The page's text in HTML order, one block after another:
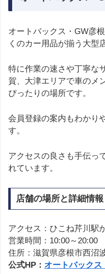
オートバックス・GW彦
くのカー用品が揃う大型
特に作業の速さや丁寧な
賀、大津エリアで車のメ
ぴったりの場所です。
会員登録の案内もわかり
す。
アクセスの良さも手伝っ
れています。
店舗の場所と詳細情報
アクセス：ひこね芹川駅
営業時間：10:00～20:00
住所：滋賀県彦根市西沼
公式HP： オートバックス